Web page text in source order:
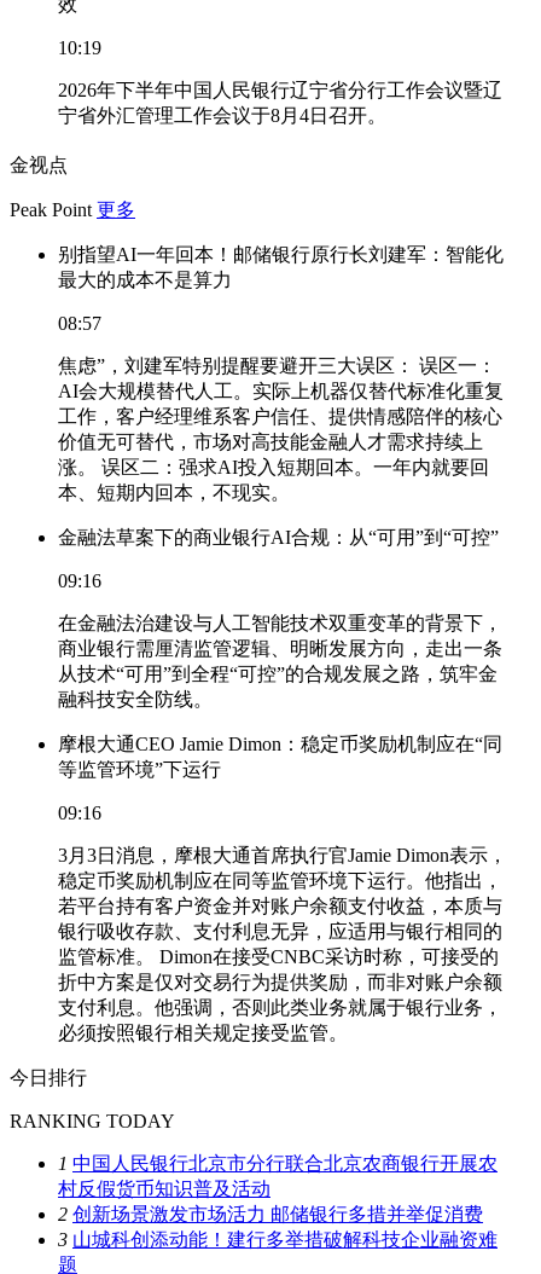
10:19
2026年下半年中国人民银行辽宁省分行工作会议暨辽
宁省外汇管理工作会议于8月4日召开。
金视点
Peak Point 更多
别指望AI一年回本！邮储银行原行长刘建军：智能化
最大的成本不是算力
08:57
焦虑”，刘建军特别提醒要避开三大误区： 误区一：
AI会大规模替代人工。实际上机器仅替代标准化重复
工作，客户经理维系客户信任、提供情感陪伴的核心
价值无可替代，市场对高技能金融人才需求持续上
涨。 误区二：强求AI投入短期回本。一年内就要回
本、短期内回本，不现实。
金融法草案下的商业银行AI合规：从“可用”到“可控”
09:16
在金融法治建设与人工智能技术双重变革的背景下，
商业银行需厘清监管逻辑、明晰发展方向，走出一条
从技术“可用”到全程“可控”的合规发展之路，筑牢金
融科技安全防线。
摩根大通CEO Jamie Dimon：稳定币奖励机制应在“同
等监管环境”下运行
09:16
3月3日消息，摩根大通首席执行官Jamie Dimon表示，
稳定币奖励机制应在同等监管环境下运行。他指出，
若平台持有客户资金并对账户余额支付收益，本质与
银行吸收存款、支付利息无异，应适用与银行相同的
监管标准。 Dimon在接受CNBC采访时称，可接受的
折中方案是仅对交易行为提供奖励，而非对账户余额
支付利息。他强调，否则此类业务就属于银行业务，
必须按照银行相关规定接受监管。
今日排行
RANKING TODAY
1 中国人民银行北京市分行联合北京农商银行开展农
村反假货币知识普及活动
2 创新场景激发市场活力 邮储银行多措并举促消费
3 山城科创添动能！建行多举措破解科技企业融资难
题